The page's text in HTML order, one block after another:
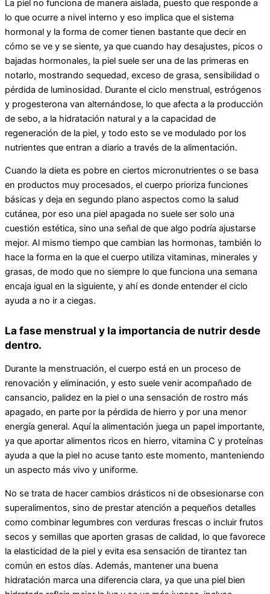
La piel no funciona de manera aislada, puesto que responde a
lo que ocurre a nivel interno y eso implica que el sistema
hormonal y la forma de comer tienen bastante que decir en
cómo se ve y se siente, ya que cuando hay desajustes, picos o
bajadas hormonales, la piel suele ser una de las primeras en
notarlo, mostrando sequedad, exceso de grasa, sensibilidad o
pérdida de luminosidad. Durante el ciclo menstrual, estrógenos
y progesterona van alternándose, lo que afecta a la producción
de sebo, a la hidratación natural y a la capacidad de
regeneración de la piel, y todo esto se ve modulado por los
nutrientes que entran a diario a través de la alimentación.
Cuando la dieta es pobre en ciertos micronutrientes o se basa
en productos muy procesados, el cuerpo prioriza funciones
básicas y deja en segundo plano aspectos como la salud
cutánea, por eso una piel apagada no suele ser solo una
cuestión estética, sino una señal de que algo podría ajustarse
mejor. Al mismo tiempo que cambian las hormonas, también lo
hace la forma en la que el cuerpo utiliza vitaminas, minerales y
grasas, de modo que no siempre lo que funciona una semana
encaja igual en la siguiente, y ahí es donde entender el ciclo
ayuda a no ir a ciegas.
La fase menstrual y la importancia de nutrir desde
dentro.
Durante la menstruación, el cuerpo está en un proceso de
renovación y eliminación, y esto suele venir acompañado de
cansancio, palidez en la piel o una sensación de rostro más
apagado, en parte por la pérdida de hierro y por una menor
energía general. Aquí la alimentación juega un papel importante,
ya que aportar alimentos ricos en hierro, vitamina C y proteínas
ayuda a que la piel no acuse tanto este momento, manteniendo
un aspecto más vivo y uniforme.
No se trata de hacer cambios drásticos ni de obsesionarse con
superalimentos, sino de prestar atención a pequeños detalles
como combinar legumbres con verduras frescas o incluir frutos
secos y semillas que aporten grasas de calidad, lo que favorece
la elasticidad de la piel y evita esa sensación de tirantez tan
común en estos días. Además, mantener una buena
hidratación marca una diferencia clara, ya que una piel bien